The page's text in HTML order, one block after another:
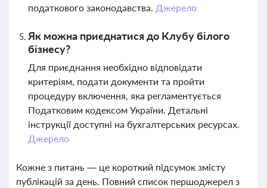
податкового законодавства. Джерело
Як можна приєднатися до Клубу білого
бізнесу?
Для приєднання необхідно відповідати
критеріям, подати документи та пройти
процедуру включення, яка регламентується
Податковим кодексом України. Детальні
інструкції доступні на бухгалтерських ресурсах.
Джерело
Кожне з питань — це короткий підсумок змісту
публікацій за день. Повний список першоджерел з